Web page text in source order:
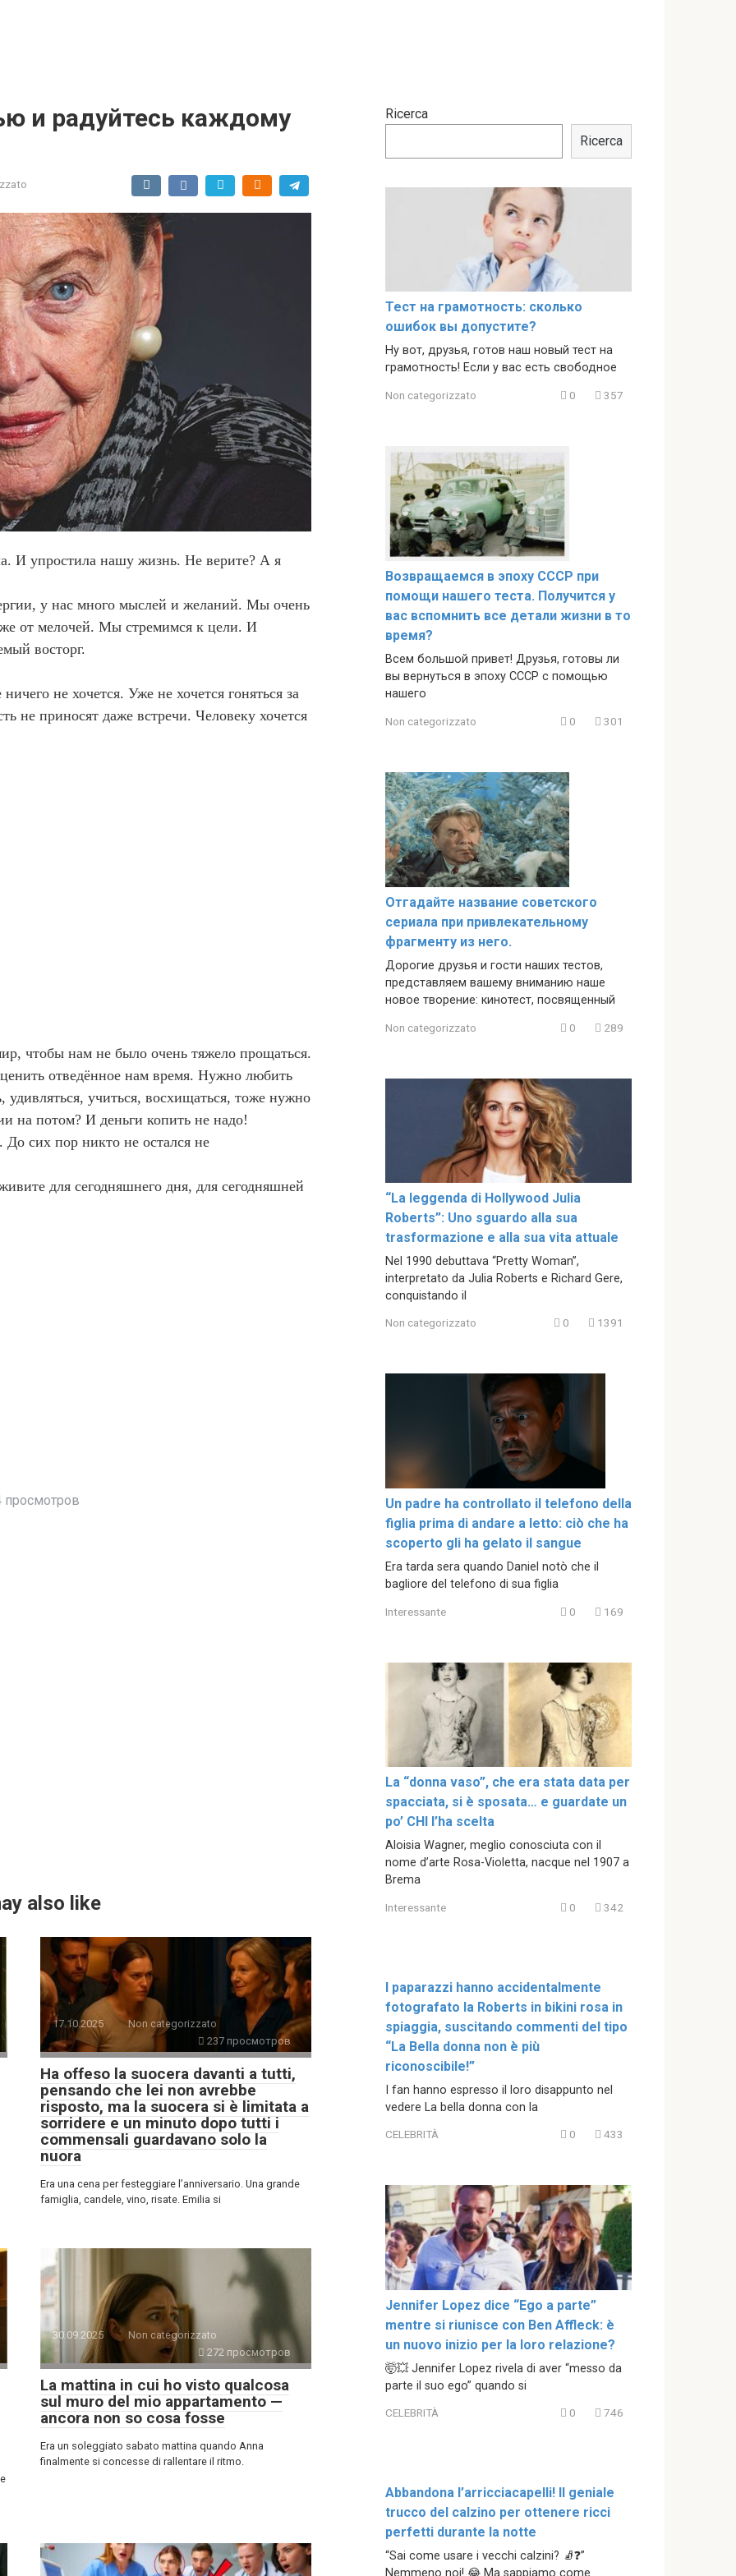
и радуйтесь каждому
И упростила нашу жизнь. Не верите? А я
у нас много мыслей и желаний. Мы очень
от мелочей. Мы стремимся к цели. И
восторг.
не хочется. Уже не хочется гоняться за
не приносят даже встречи. Человеку хочется
чтобы нам не было очень тяжело прощаться.
отведённое нам время. Нужно любить
удивляться, учиться, восхищаться, тоже нужно
на потом? И деньги копить не надо!
До сих пор никто не остался не
для сегодняшнего дня, для сегодняшней
also like
17.10.2025
Non categorizzato
237 просмотров
Ha offeso la suocera davanti a tutti,
pensando che lei non avrebbe
risposto, ma la suocera si è limitata a
sorridere e un minuto dopo tutti i
commensali guardavano solo la
nuora
Era una cena per festeggiare l’anniversario. Una grande
famiglia, candele, vino, risate. Emilia si
30.09.2025
Non categorizzato
272 просмотров
La mattina in cui ho visto qualcosa
sul muro del mio appartamento —
ancora non so cosa fosse
Era un soleggiato sabato mattina quando Anna
finalmente si concesse di rallentare il ritmo.
Ricerca
Ricerca
Тест на грамотность: сколько
ошибок вы допустите?
Ну вот, друзья, готов наш новый тест на
грамотность! Если у вас есть свободное
Non categorizzato 0 357
Возвращаемся в эпоху СССР при
помощи нашего теста. Получится у
вас вспомнить все детали жизни в то
время?
Всем большой привет! Друзья, готовы ли
вы вернуться в эпоху СССР с помощью
нашего
Non categorizzato 0 301
Отгадайте название советского
сериала при привлекательному
фрагменту из него.
Дорогие друзья и гости наших тестов,
представляем вашему вниманию наше
новое творение: кинотест, посвященный
Non categorizzato 0 289
“La leggenda di Hollywood Julia
Roberts”: Uno sguardo alla sua
trasformazione e alla sua vita attuale
Nel 1990 debuttava “Pretty Woman”,
interpretato da Julia Roberts e Richard Gere,
conquistando il
Non categorizzato 0 1391
Un padre ha controllato il telefono della
figlia prima di andare a letto: ciò che ha
scoperto gli ha gelato il sangue
Era tarda sera quando Daniel notò che il
bagliore del telefono di sua figlia
Interessante 0 169
La “donna vaso”, che era stata data per
spacciata, si è sposata… e guardate un
po’ CHI l’ha scelta
Aloisia Wagner, meglio conosciuta con il
nome d’arte Rosa-Violetta, nacque nel 1907 a
Brema
Interessante 0 342
I paparazzi hanno accidentalmente
fotografato la Roberts in bikini rosa in
spiaggia, suscitando commenti del tipo
“La Bella donna non è più
riconoscibile!”
I fan hanno espresso il loro disappunto nel
vedere La bella donna con la
CELEBRITÀ 0 433
Jennifer Lopez dice “Ego a parte”
mentre si riunisce con Ben Affleck: è
un nuovo inizio per la loro relazione?
🤯💥 Jennifer Lopez rivela di aver “messo da
parte il suo ego” quando si
CELEBRITÀ 0 746
Abbandona l’arricciacapelli! Il geniale
trucco del calzino per ottenere ricci
perfetti durante la notte
“Sai come usare i vecchi calzini? 🧦❓”
Nemmeno noi! 😂 Ma sappiamo come